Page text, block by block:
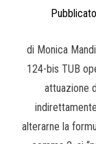
di Monica
124-bis TUB
attuazione
alterarne la